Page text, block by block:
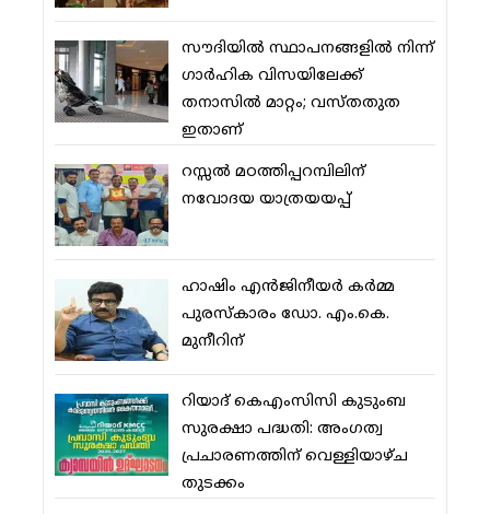
സൗദിയില്‍ സ്ഥാപനങ്ങളില്‍ നിന്ന്
ഗാര്‍ഹിക വിസയിലേക്ക്
തനാസില്‍ മാറ്റം; വസ്തതുത
ഇതാണ്
റസ്സല്‍ മഠത്തിപ്പറമ്പിലിന്
നവോദയ യാത്രയയപ്പ്
ഹാഷിം എന്‍ജിനീയര്‍ കര്‍മ്മ
പുരസ്‌കാരം ഡോ. എം.കെ.
മുനീറിന്
റിയാദ് കെഎംസിസി കുടുംബ
സുരക്ഷാ പദ്ധതി: അംഗത്വ
പ്രചാരണത്തിന് വെള്ളിയാഴ്ച
തുടക്കം